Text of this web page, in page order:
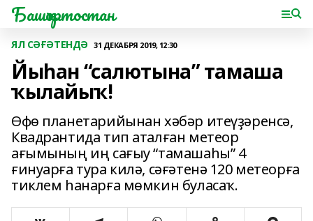
Башҡортостан
ЯЛ СӘҒӘТЕНДӘ 31 ДЕКАБРЯ 2019, 12:30
Йыһан “салютына” тамаша
ҡылайыҡ!
Өфө планетарийынан хәбәр итеүҙәренсә,
Квадрантида тип аталған метеор
ағымының иң сағыу “тамашаһы” 4
ғинуарға тура килә, сәғәтенә 120 метеорға
тиклем һанарға мөмкин буласаҡ.